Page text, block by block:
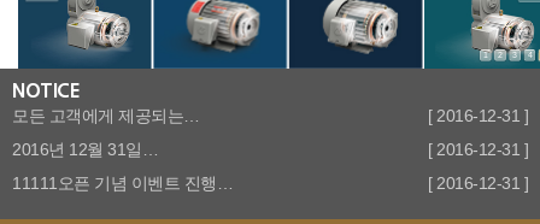
1 2 3 4
NOTICE
모든 고객에게 제공되는…
[ 2016-12-31 ]
2016년 12월 31일…
[ 2016-12-31 ]
11111오픈 기념 이벤트 진행…
[ 2016-12-31 ]